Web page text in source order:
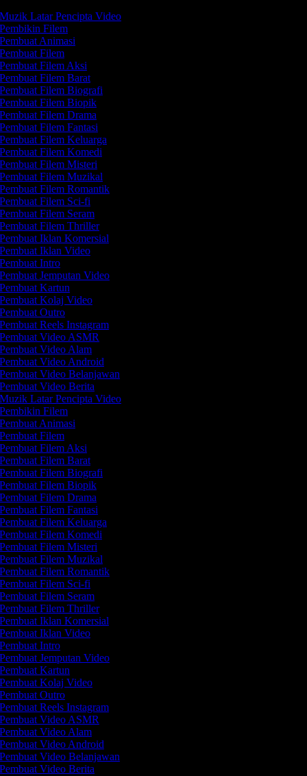
Latar Pencipta Video
Filem
Animasi
Filem
Filem Aksi
Filem Barat
Filem Biografi
Filem Biopik
Filem Drama
Filem Fantasi
Filem Keluarga
Filem Komedi
Filem Misteri
Filem Muzikal
Filem Romantik
Filem Sci-fi
Filem Seram
Filem Thriller
Iklan Komersial
Iklan Video
Intro
Jemputan Video
Kartun
Kolaj Video
Outro
Reels Instagram
Video ASMR
Video Alam
Video Android
Video Belanjawan
Video Berita
Latar Pencipta Video
Filem
Animasi
Filem
Filem Aksi
Filem Barat
Filem Biografi
Filem Biopik
Filem Drama
Filem Fantasi
Filem Keluarga
Filem Komedi
Filem Misteri
Filem Muzikal
Filem Romantik
Filem Sci-fi
Filem Seram
Filem Thriller
Iklan Komersial
Iklan Video
Intro
Jemputan Video
Kartun
Kolaj Video
Outro
Reels Instagram
Video ASMR
Video Alam
Video Android
Video Belanjawan
Video Berita